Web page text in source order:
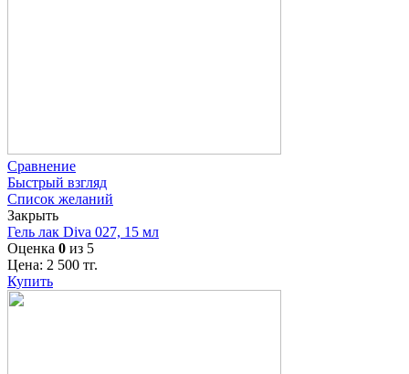
Сравнение
Быстрый взгляд
Список желаний
Закрыть
Гель лак Diva 027, 15 мл
Оценка 0 из 5
Цена: 2 500 тг.
Купить